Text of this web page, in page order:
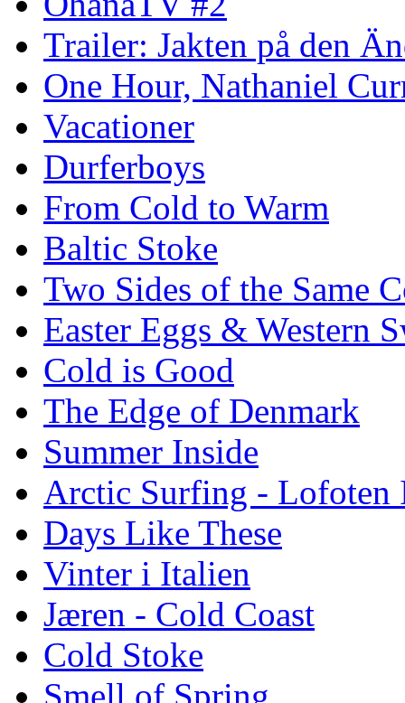
Trailer: Jakten på den
One Hour, Nathaniel
Vacationer
Durferboys
From Cold to Warm
Baltic Stoke
Two Sides of the Same
Easter Eggs & Western
Cold is Good
The Edge of Denmark
Summer Inside
Arctic Surfing - Lofoten
Days Like These
Vinter i Italien
Jæren - Cold Coast
Cold Stoke
Smell of Spring